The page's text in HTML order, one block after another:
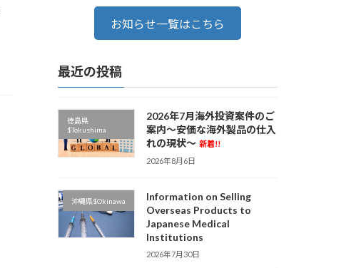
お知らせ一覧はこちら
最近の投稿
徳島県
$Tokushima
2026年7月海外投資案件のご
案内～安価な海外製品の仕入
れの現状～ 新着!!
2026年8月6日
沖縄県$Okinawa
Information on Selling
Overseas Products to
Japanese Medical
Institutions
2026年7月30日